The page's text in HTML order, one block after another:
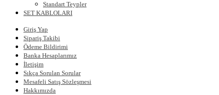
Standart Teypler
SET KABLOLARI
Giriş Yap
Sipariş Takibi
Ödeme Bildirimi
Banka Hesaplarımız
İletişim
Sıkça Sorulan Sorular
Mesafeli Satış Sözleşmesi
Hakkımızda